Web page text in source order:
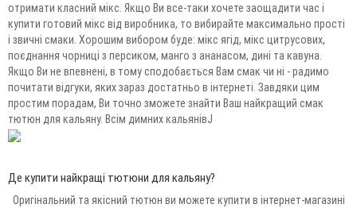
отримати класний мікс. Якщо Ви все-таки хочете заощадити час і
купити готовий мікс від виробника, то вибирайте максимально прості
і звичні смаки. Хорошим вибором буде: мікс ягід, мікс цитрусових,
поєднання чорниці з персиком, манго з ананасом, дині та кавуна.
Якщо Ви не впевнені, в тому сподобається Вам смак чи ні - радимо
почитати відгуки, яких зараз достатньо в інтернеті. Завдяки цим
простим порадам, Ви точно зможете знайти Ваш найкращий смак
тютюн для кальяну. Всім димних кальянівJ
Де купити найкращі тютюни для кальяну?
Оригінальний та якісний тютюн ви можете купити в інтернет-магазині